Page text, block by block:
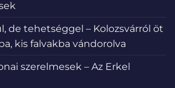
de tehetséggel – Kolozsvárról öt
kis falvakba vándorolva
szerelmesek – Az Erkel